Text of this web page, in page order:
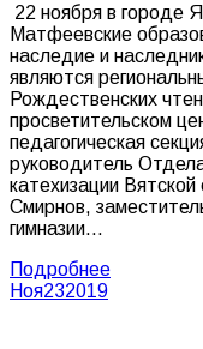
22 ноября в городе
Матфеевские
наследие и
являются
Рождественских
просветительском
педагогическая
руководитель
катехизации
Смирнов,
гимназии…
Подробнее
Ноя232019